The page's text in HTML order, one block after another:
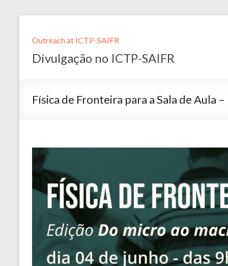
Outreach at ICTP-SAIFR
Divulgação no ICTP-SAIFR
Física de Fronteira para a Sala de Aula